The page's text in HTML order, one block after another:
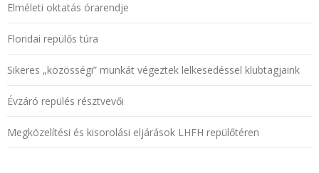
Elméleti oktatás órarendje
Floridai repülős túra
Sikeres „közösségi” munkát végeztek lelkesedéssel klubtagjaink
Évzáró repülés résztvevői
Megközelítési és kisorolási eljárások LHFH repülőtéren